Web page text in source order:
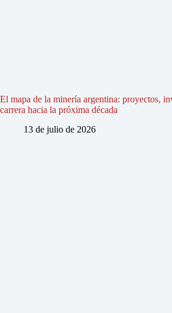
El mapa de la minería argentina: proyectos,
carrera hacia la próxima década
13 de julio de 2026